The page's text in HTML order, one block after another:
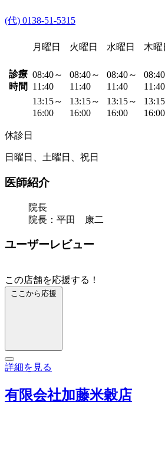
(代) 0138-51-5315
月曜日 火曜日 水曜日 木曜
診療
時間
08:40～
11:40
08:40～
11:40
08:40～
11:40
11:40
13:15～
16:00
13:15～
16:00
13:15～
16:00
16:00
休診日
日曜日、土曜日、祝日
医師紹介
院長
院長：平田 康二
ユーザーレビュー
この店舗を応援する！
ここから応援
詳細を見る
有限会社加藤米穀店